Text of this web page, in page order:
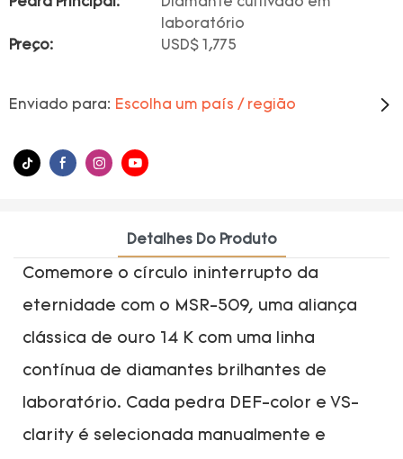
laboratório
Preço:
USD$ 1,775
Enviado para: Escolha um país / região
Detalhes Do Produto
Comemore o círculo ininterrupto da
eternidade com o MSR-509, uma aliança
clássica de ouro 14 K com uma linha
contínua de diamantes brilhantes de
laboratório. Cada pedra DEF-color e VS-
clarity é selecionada manualmente e